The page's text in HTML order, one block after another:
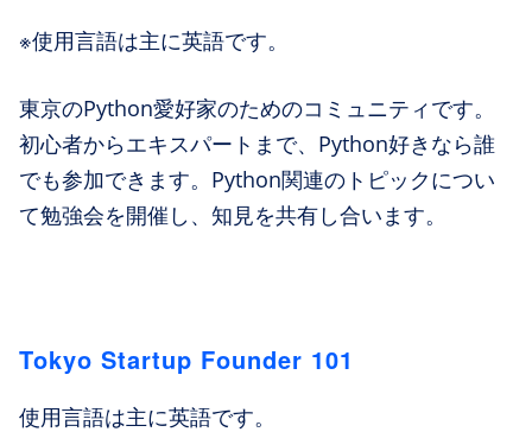
※使用言語は主に英語です。
東京のPython愛好家のためのコミュニティです。
初心者からエキスパートまで、Python好きなら誰
でも参加できます。Python関連のトピックについ
て勉強会を開催し、知見を共有し合います。
Tokyo Startup Founder 101
使用言語は主に英語です。